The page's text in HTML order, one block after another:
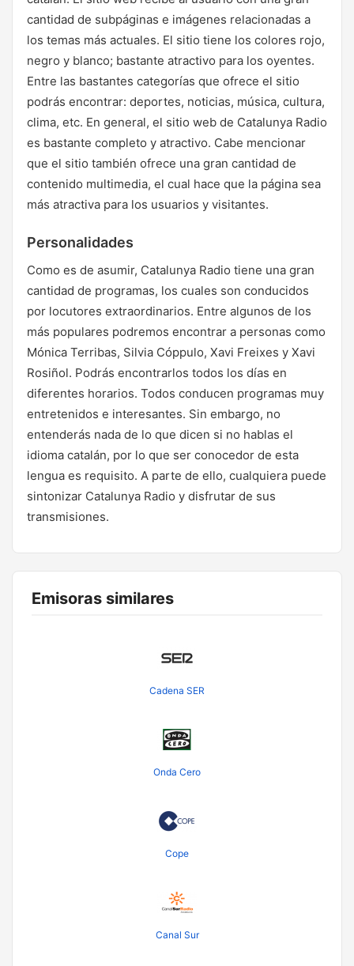
cantidad de subpáginas e imágenes relacionadas a
los temas más actuales. El sitio tiene los colores rojo,
negro y blanco; bastante atractivo para los oyentes.
Entre las bastantes categorías que ofrece el sitio
podrás encontrar: deportes, noticias, música, cultura,
clima, etc. En general, el sitio web de Catalunya Radio
es bastante completo y atractivo. Cabe mencionar
que el sitio también ofrece una gran cantidad de
contenido multimedia, el cual hace que la página sea
más atractiva para los usuarios y visitantes.
Personalidades
Como es de asumir, Catalunya Radio tiene una gran
cantidad de programas, los cuales son conducidos
por locutores extraordinarios. Entre algunos de los
más populares podremos encontrar a personas como
Mónica Terribas, Silvia Cóppulo, Xavi Freixes y Xavi
Rosiñol. Podrás encontrarlos todos los días en
diferentes horarios. Todos conducen programas muy
entretenidos e interesantes. Sin embargo, no
entenderás nada de lo que dicen si no hablas el
idioma catalán, por lo que ser conocedor de esta
lengua es requisito. A parte de ello, cualquiera puede
sintonizar Catalunya Radio y disfrutar de sus
transmisiones.
Emisoras similares
Cadena SER
Onda Cero
Cope
Canal Sur